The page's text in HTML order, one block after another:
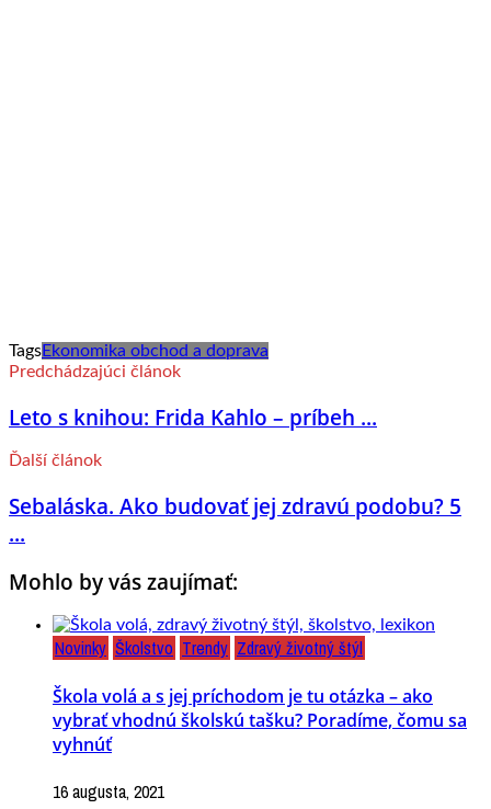
TagsEkonomika obchod a doprava
Predchádzajúci článok
Leto s knihou: Frida Kahlo – príbeh ...
Ďalší článok
Sebaláska. Ako budovať jej zdravú podobu? 5
...
Mohlo by vás zaujímať:
Novinky Školstvo Trendy Zdravý životný štýl
Škola volá a s jej príchodom je tu otázka – ako
vybrať vhodnú školskú tašku? Poradíme, čomu sa
vyhnúť
16 augusta, 2021